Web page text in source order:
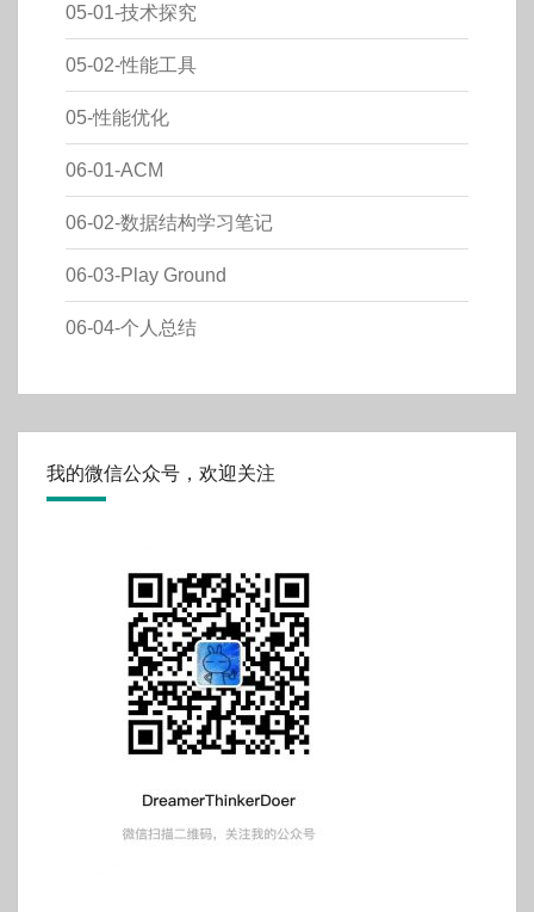
05-01-技术探究
05-02-性能工具
05-性能优化
06-01-ACM
06-02-数据结构学习笔记
06-03-Play Ground
06-04-个人总结
我的微信公众号，欢迎关注